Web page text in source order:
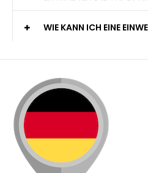
WIE KANN ICH EINE